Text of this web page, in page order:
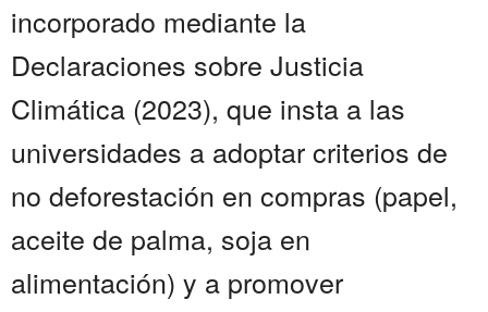
incorporado mediante la
Declaraciones sobre Justicia
Climática (2023), que insta a las
universidades a adoptar criterios de
no deforestación en compras (papel,
aceite de palma, soja en
alimentación) y a promover